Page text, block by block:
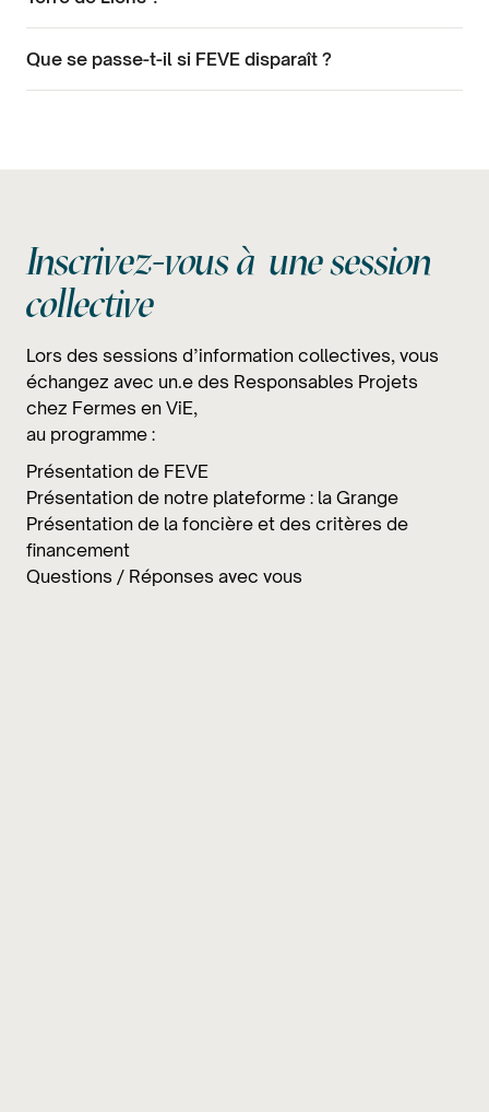
Que se passe-t-il si FEVE disparaît ?
Inscrivez-vous à une session
collective
Lors des sessions d’information collectives, vous
échangez avec un.e des Responsables Projets
chez Fermes en ViE,
au programme :
Présentation de FEVE
Présentation de notre plateforme : la Grange
Présentation de la foncière et des critères de
financement
Questions / Réponses avec vous